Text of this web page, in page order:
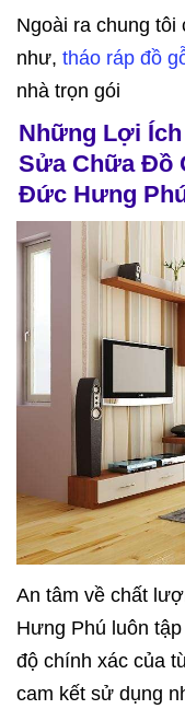
Ngoài ra chung tôi
như, tháo ráp đồ
nhà trọn gói
Những Lợi
Sửa Chữa Đồ
Đức Hưng
An tâm về chất
Hưng Phú luôn
độ chính xác của
cam kết sử dụng